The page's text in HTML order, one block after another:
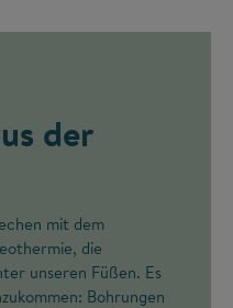
der
mit dem
die
unseren Füßen. Es
Bohrungen